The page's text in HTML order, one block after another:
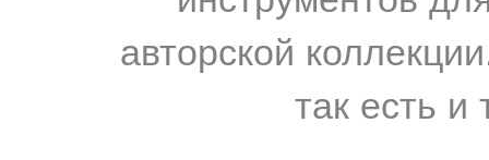
авторской
так есть и